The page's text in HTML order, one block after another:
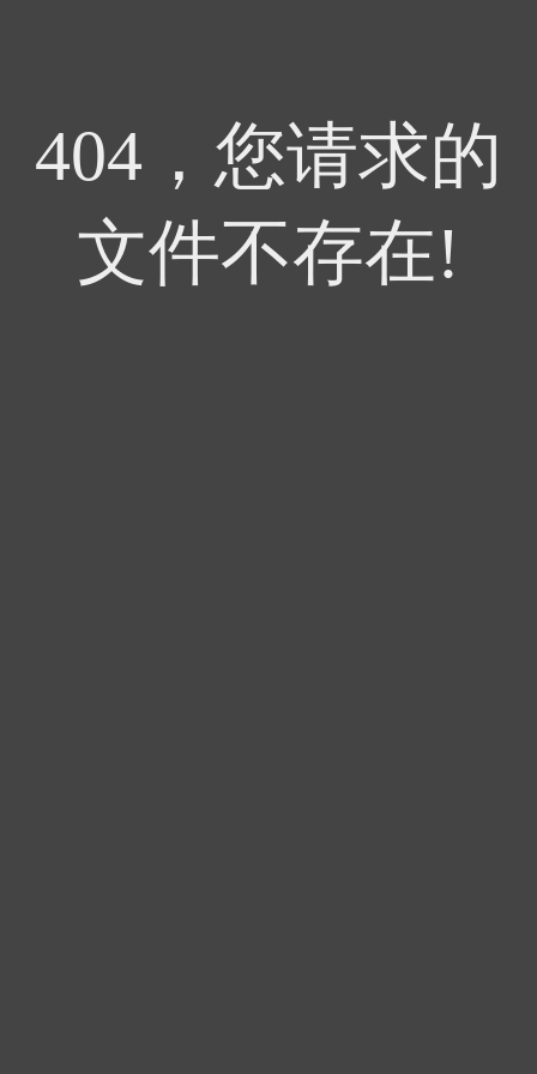
404，您请求的
文件不存在!